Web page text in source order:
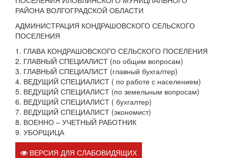
РАЙОНА ВОЛГОГРАДСКОЙ ОБЛАСТИ
АДМИНИСТРАЦИЯ КОНДРАШОВСКОГО СЕЛЬСКОГО
ПОСЕЛЕНИЯ
1. ГЛАВА КОНДРАШОВСКОГО СЕЛЬСКОГО ПОСЕЛЕНИЯ
2. ГЛАВНЫЙ СПЕЦИАЛИСТ (по общим вопросам)
3. ГЛАВНЫЙ СПЕЦИАЛИСТ (главный бухгалтер)
4. ВЕДУЩИЙ СПЕЦИАЛИСТ ( по работе с населением)
5. ВЕДУЩИЙ СПЕЦИАЛИСТ (по земельным вопросам)
6. ВЕДУЩИЙ СПЕЦИАЛИСТ ( бухгалтер)
7. ВЕДУЩИЙ СПЕЦИАЛИСТ (экономист)
8. ВОЕННО – УЧЕТНЫЙ РАБОТНИК
9. УБОРЩИЦА
ВЕРСИЯ ДЛЯ СЛАБОВИДЯЩИХ